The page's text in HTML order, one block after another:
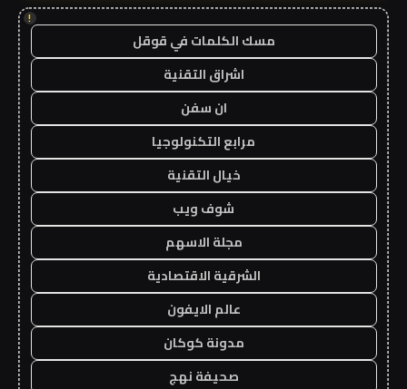
!
مسك الكلمات في قوقل
اشراق التقنية
ان سفن
مرابع التكنولوجيا
خيال التقنية
شوف ويب
مجلة الاسهم
الشرقية الاقتصادية
عالم الايفون
مدونة كوكان
صحيفة نهج